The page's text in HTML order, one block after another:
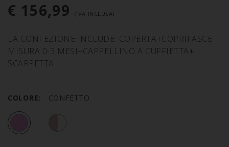
€ 156,99 (IVA INCLUSA)
LA CONFEZIONE INCLUDE: COPERTA+COPRIFASCE
MISURA 0-3 MESI+CAPPELLINO A CUFFIETTA+
SCARPETTA
COLORE: CONFETTO